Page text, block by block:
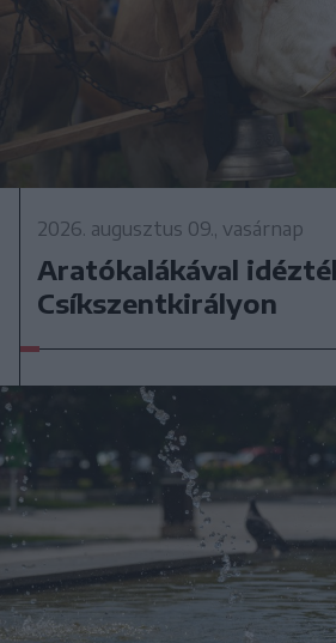
2026. augusztus 09., vasárnap
Aratókalákával
Csíkszentkirályon